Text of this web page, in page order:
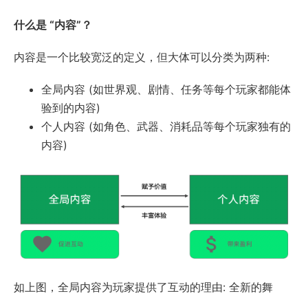
什么是 “内容”？
内容是一个比较宽泛的定义，但大体可以分类为两种:
全局内容 (如世界观、剧情、任务等每个玩家都能体
验到的内容)
个人内容 (如角色、武器、消耗品等每个玩家独有的
内容)
如上图，全局内容为玩家提供了互动的理由: 全新的舞